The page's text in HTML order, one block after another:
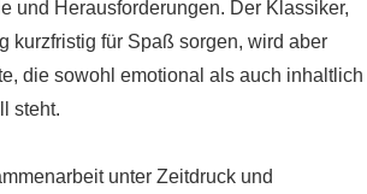
und Herausforderungen. Der Klassiker,
kurzfristig für Spaß sorgen, wird aber
die sowohl emotional als auch inhaltlich
steht.
unter Zeitdruck und